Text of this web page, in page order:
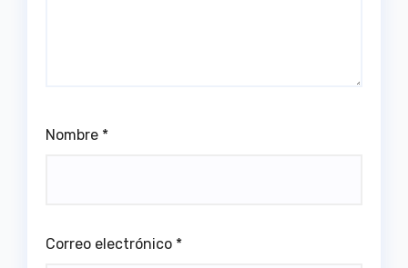
Nombre *
Correo electrónico *